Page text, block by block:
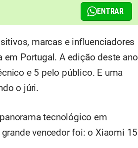
ENTRAR
marcas e influenciadores
Portugal. A edição deste ano
e 5 pelo público. E uma
o júri.
tecnológico em
vencedor foi: o Xiaomi 15